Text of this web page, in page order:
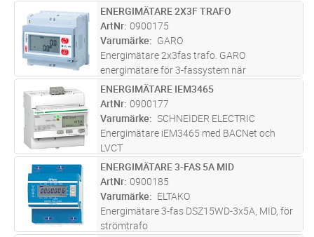
ST Lägg i kundvagn
ENERGIMÄTARE 2X3F TRAFO
ArtNr 0900175
Varumärke
GARO
Energimätare 2x3fas trafo. GARO
energimätare för 3-fassystem när
strömtransformatorer används är kompakta,
endast 4 moduler bred och har möjlighet för
att monteras direkt i skåpsdörr.
Strömriktninge...läs mer
ST Lägg i kundvagn
ENERGIMÄTARE IEM3465
ArtNr 0900177
Varumärke
SCHNEIDER ELECTRIC
Energimätare iEM3465 med BACNet och
LVCT
ST Lägg i kundvagn
ENERGIMÄTARE 3-FAS 5A MID
ArtNr 0900185
Varumärke
ELTAKO
Energimätare 3-fas DSZ15WD-3x5A, MID, för
strömtrafo